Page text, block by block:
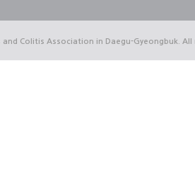
and Colitis Association in Daegu-Gyeongbuk. All